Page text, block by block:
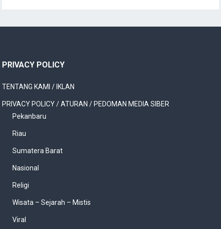
PRIVACY POLICY
TENTANG KAMI / IKLAN
PRIVACY POLICY / ATURAN / PEDOMAN MEDIA SIBER
Pekanbaru
Riau
Sumatera Barat
Nasional
Religi
Wisata – Sejarah – Mistis
Viral